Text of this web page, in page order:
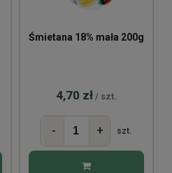
Śmietana 18% mała 200g
4,70 zł / szt.
- + szt.